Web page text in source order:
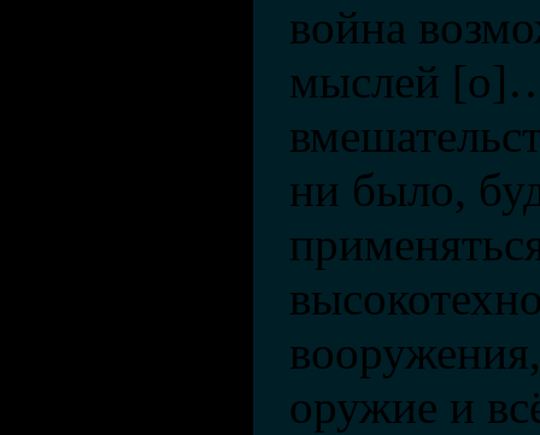
война
мыслей
ни было,
оружие и